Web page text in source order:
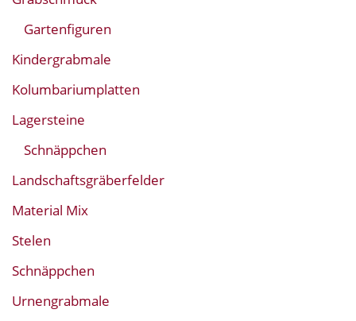
Gartenfiguren
Kindergrabmale
Kolumbariumplatten
Lagersteine
Schnäppchen
Landschaftsgräberfelder
Material Mix
Stelen
Schnäppchen
Urnengrabmale